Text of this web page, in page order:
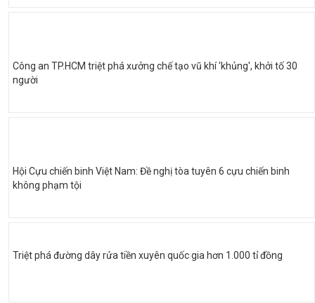
Công an TP.HCM triệt phá xưởng chế tạo vũ khí 'khủng', khởi tố 30
người
Hội Cựu chiến binh Việt Nam: Đề nghị tòa tuyên 6 cựu chiến binh
không phạm tội
Triệt phá đường dây rửa tiền xuyên quốc gia hơn 1.000 tỉ đồng